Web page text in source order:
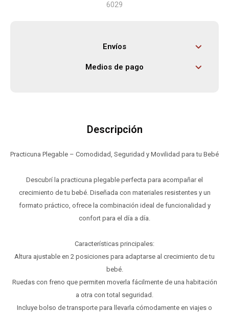
6029
Envíos
Medios de pago
Descripción
Practicuna Plegable – Comodidad, Seguridad y Movilidad para tu Bebé
Descubrí la practicuna plegable perfecta para acompañar el
crecimiento de tu bebé. Diseñada con materiales resistentes y un
formato práctico, ofrece la combinación ideal de funcionalidad y
confort para el día a día.
Características principales:
Altura ajustable en 2 posiciones para adaptarse al crecimiento de tu
bebé.
Ruedas con freno que permiten moverla fácilmente de una habitación
a otra con total seguridad.
Incluye bolso de transporte para llevarla cómodamente en viajes o